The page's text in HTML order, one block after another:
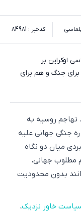
کدخبر : 84981
اوکراین بر
جنگ و هم برای
سالگرد تهاجم روسیه به
جنگی جهانی علیه
میان دو نگاه
مطلوب جهانی،
بدون محدودیت
خاور نزدیک،